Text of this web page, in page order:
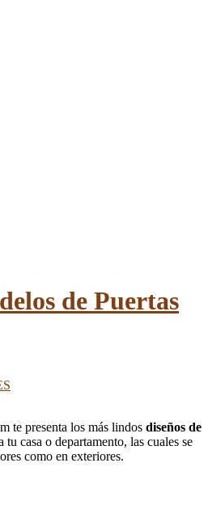
de Puertas
te presenta los más lindos diseños de
tu casa o departamento, las cuales se
como en exteriores.